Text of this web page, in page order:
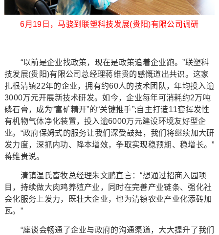
6月19日，马骁到联塑科技发展(贵阳)有限公司调研
“以前是企业找政策，现在是政策追着企业跑。”联塑科
技发展(贵阳)有限公司总经理蒋维贵的感慨道出共识。这家
扎根清镇22年的企业，拥有约60人的技术团队，年均投入逾
3000万元开展新技术研发。如今，企业每年可消耗约2万吨
磷石膏，成为“富矿精开”的“关键推手”;自主打造11套挥发性
有机物气体净化装置，投入逾6000万元建设环境友好型企
业。“政府保姆式的服务让我们深受鼓舞，我们将继续加大研
发力度，深抓内功、降本增效，争取实现稳预期、稳增长。”
蒋维贵说。
清镇温氏畜牧总经理朱文鹏直言：“想通过招商入园项
目，持续做大肉鸡养殖产业，同时在完善产业链条、强化社
会化服务上发力，既壮大企业，也为清镇农业产业化添砖加
瓦。”
“座谈会畅通了企业与政府的沟通渠道，大大提升了我们